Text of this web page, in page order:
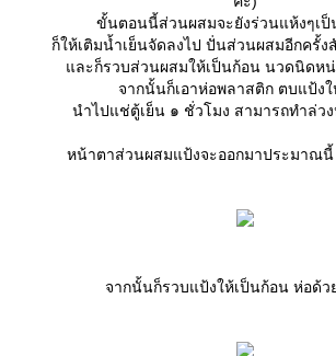
ขั้นตอนนี้ส่วนผสมจะยังร่วนแห้งๆเป็
ก็ให้เติมน้ำเย็นจัดลงไป ปั่นส่วนผสมอีกครั้ง
ละก็รวบส่วนผสมให้เป็นก้อน นวดนิดหน่
จากนั้นก็เอาห่อพลาสติก ตบแป้ง
นำไปแช่ตู้เย็น ๑ ชั่วโมง สามารถทำล่ว
หน้าตาส่วนผสมแป้งจะออกมาประมาณ
จากนั้นก็รวบแป้งให้เป็นก้อน ห่อด้ว